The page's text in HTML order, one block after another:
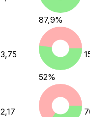
87,9%
3,75
52%
2,17